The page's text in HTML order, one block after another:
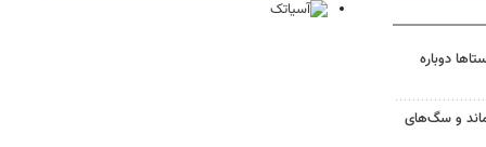
دوباره
و سگ‌های